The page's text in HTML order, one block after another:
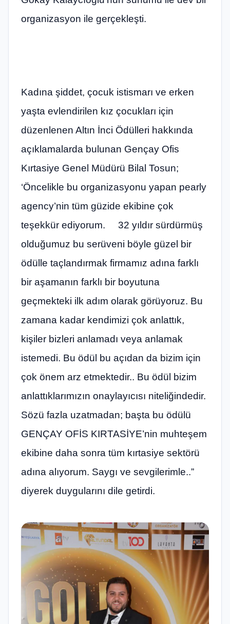
organizasyon ile gerçekleşti.
Kadına şiddet, çocuk istismarı ve erken
yaşta evlendirilen kız çocukları için
düzenlenen Altın İnci Ödülleri hakkında
açıklamalarda bulunan Gençay Ofis
Kırtasiye Genel Müdürü Bilal Tosun;
‘Öncelikle bu organizasyonu yapan pearly
agency’nin tüm güzide ekibine çok
teşekkür ediyorum. 32 yıldır sürdürmüş
olduğumuz bu serüveni böyle güzel bir
ödülle taçlandırmak firmamız adına farklı
bir aşamanın farklı bir boyutuna
geçmekteki ilk adım olarak görüyoruz. Bu
zamana kadar kendimizi çok anlattık,
kişiler bizleri anlamadı veya anlamak
istemedi. Bu ödül bu açıdan da bizim için
çok önem arz etmektedir.. Bu ödül bizim
anlattıklarımızın onaylayıcısı niteliğindedir.
Sözü fazla uzatmadan; başta bu ödülü
GENÇAY OFİS KIRTASİYE’nin muhteşem
ekibine daha sonra tüm kırtasiye sektörü
adına alıyorum. Saygı ve sevgilerimle..”
diyerek duygularını dile getirdi.